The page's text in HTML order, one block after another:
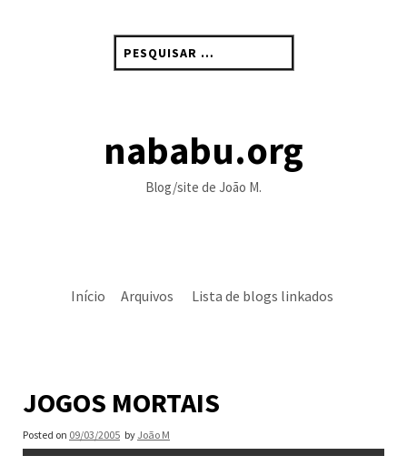
por:
nababu.org
Blog/site de João M.
Início Arquivos Lista de blogs linkados
JOGOS MORTAIS
Posted on 09/03/2005 by João M